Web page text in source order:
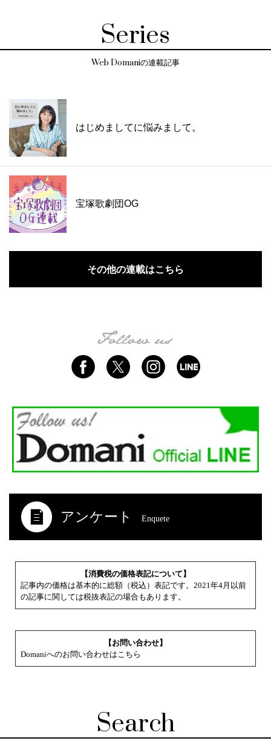
Series
Web Domaniの連載記事
はじめましてに悩みまして。
宝塚歌劇団OG
その他の連載はこちら
アンケート Enquete
【消費税の価格表記について】
記事内の価格は基本的に総額（税込）表記です。2021年4月以前
の記事に関しては税抜表記の場合もあります。
【お問い合わせ】
Domaniへのお問い合わせはこちら
Search